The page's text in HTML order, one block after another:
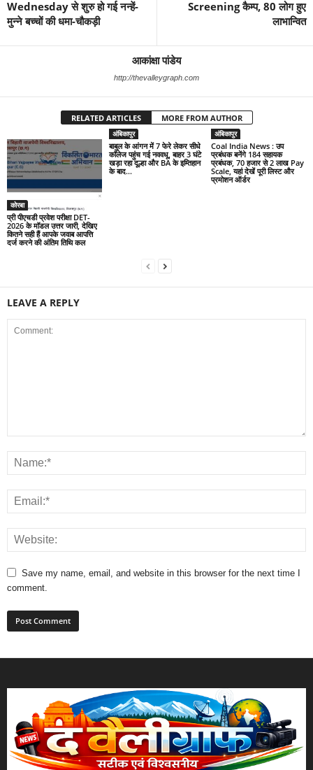
Wednesday से शुरु हो गई नन्हें-
मुन्ने बच्चों की धमा-चौकड़ी
Screening कैम्प, 80 लोग हुए
लाभान्वित
आकांक्षा पांडेय
http://thevalleygraph.com
RELATED ARTICLES MORE FROM AUTHOR
कोरबा
प्री पीएचडी प्रवेश परीक्षा DET-
2026 के मॉडल उत्तर जारी, देखिए
कितने सही हैं आपके जवाब आपत्ति
दर्ज करने की अंतिम तिथि कल
अंबिकापुर
बाबुल के आंगन में 7 फेरे लेकर सीधे
कॉलेज पहुंच गई नववधू, बाहर 3 घंटे
खड़ा रहा दूल्हा और BA के इम्तिहान
के बाद...
अंबिकापुर
Coal India News : उप
प्रबंधक बनेंगे 184 सहायक
प्रबंधक, 70 हजार से 2 लाख Pay
Scale, यहां देखें पूरी लिस्ट और
प्रमोशन ऑर्डर
LEAVE A REPLY
Save my name, email, and website in this browser for the next time I
comment.